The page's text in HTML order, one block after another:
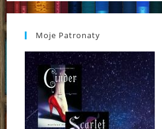
Moje Patronaty